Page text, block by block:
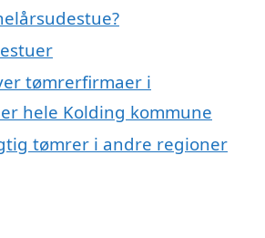
tømrerfirmaer i
hele Kolding kommune
tømrer i andre regioner